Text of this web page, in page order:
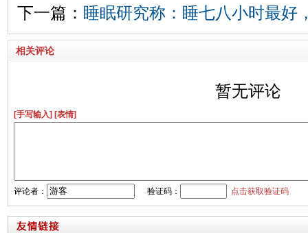
下一篇： 睡眠研究称：睡七八小时最好
相关评论
暂无评论
[手写输入] [表情]
评论者： 验证码： 点击获取验证码